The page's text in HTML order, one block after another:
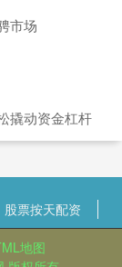
市场
撬动资金杠杆
股票按天配资
地图